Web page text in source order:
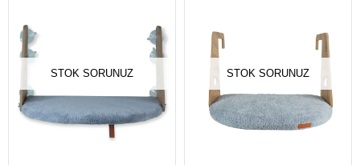
STOK SORUNUZ STOK SORUNUZ